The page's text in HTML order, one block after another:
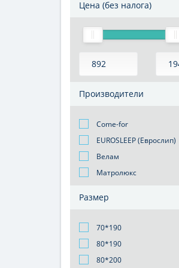
Цена (без налога)
Производители
Come-for
EUROSLEEP (Еврослип)
Велам
Матролюкс
Размер
70*190
80*190
80*200